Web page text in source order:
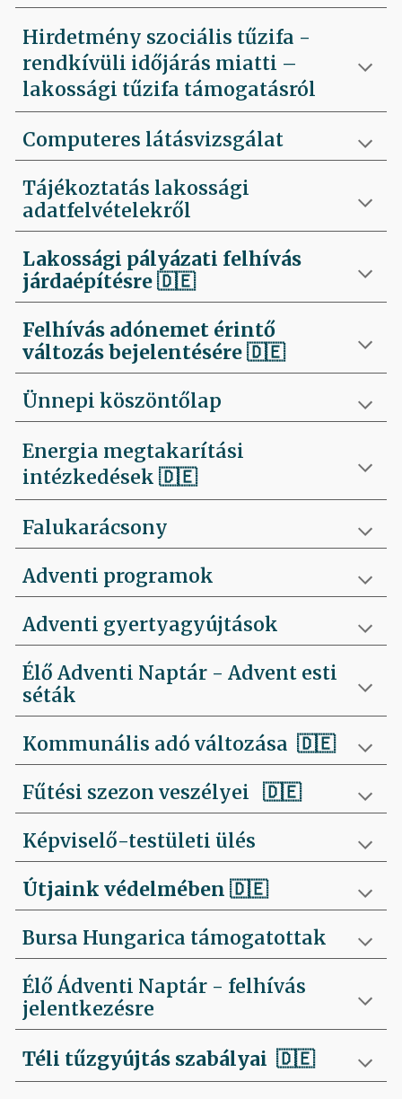
Hirdetmény szociális tűzifa -
rendkívüli időjárás miatti –
lakossági tűzifa támogatásról
Computeres látásvizsgálat
Tájékoztatás lakossági
adatfelvételekről
Lakossági pályázati felhívás
járdaépítésre🇩🇪
Felhívás adónemet érintő
változás bejelentésére 🇩🇪
Ünnepi köszöntőlap
Energia megtakarítási
intézkedések 🇩🇪
Falukarácsony
Adventi programok
Adventi gyertyagyújtások
Élő Adventi Naptár - Advent esti
séták
Kommunális adó változása 🇩🇪
Fűtési szezon veszélyei 🇩🇪
Képviselő-testületi ülés
Útjaink védelmében🇩🇪
Bursa Hungarica támogatottak
Élő Ádventi Naptár - felhívás
jelentkezésre
Téli tűzgyújtás szabályai 🇩🇪